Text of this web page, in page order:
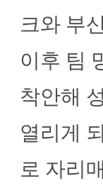
크와 부
이후 팀
착안해
열리게
로 자리